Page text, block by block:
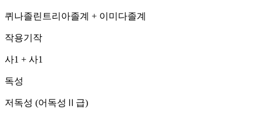
퀴나졸린트리아졸계 + 이미다졸계
작용기작
사1 + 사1
독성
저독성 (어독성Ⅱ급)